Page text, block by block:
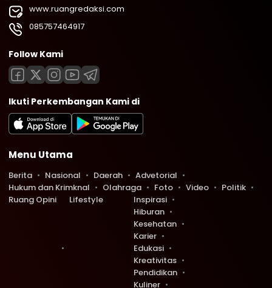
www.ruangredaksi.com
085757464917
Follow Kami
Ikuti Perkembangan Kami di
Menu Utama
Berita Nasional Daerah
Advetorial
Hukum dan Krimknal
Olahraga Foto Video
Politik
Ruang Opini
Lifestyle
Inspirasi
Hiburan
Kesehatan
Karier
Edukasi
Kreativitas
Pendidikan
Kuliner